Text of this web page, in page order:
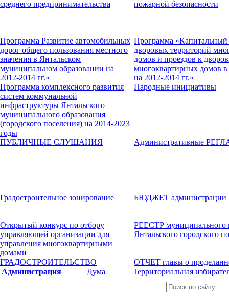
среднего предпринимательства
пожарной безопасности
Программа Развитие автомобильных
дорог общего пользования местного
значения в Янтальском
муниципальном образовании на
2012-2014 гг.»
Программа «Капитальный
дворовых территорий
домов и проездов к
многоквартирных домов в
на 2012-2014 гг.»
Программа комплексного развития
систем коммунальной
инфраструктуры Янтальского
муниципального образования
(городского поселения) на 2014-2023
годы
Народные инициативы
ПУБЛИЧНЫЕ СЛУШАНИЯ Административные
Градостроительное зонирование БЮДЖЕТ
Открытый конкурс по отбору
управляющей организации для
управления многоквартирными
домами
РЕЕСТР муниципального
Янтальского городского
ГРАДОСТРОИТЕЛЬСТВО
ОТЧЕТ главы о
Администрация
Дума Территориальная